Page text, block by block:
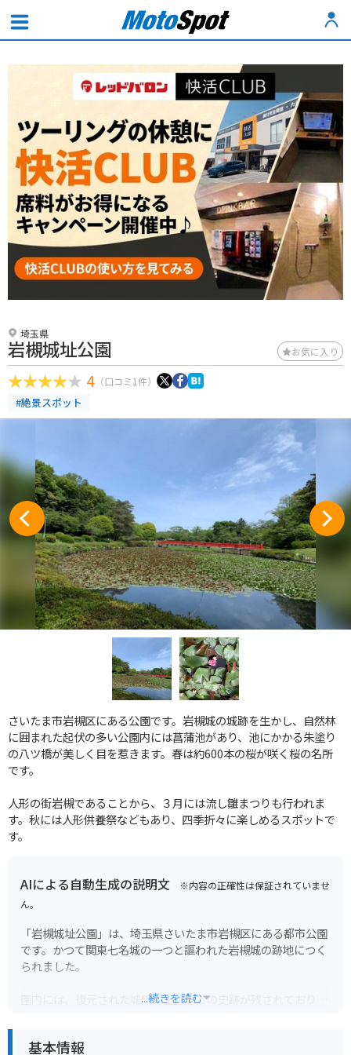
埼玉県
岩槻城址公園 お気に入り
4 （口コミ1件）
#絶景スポット
さいたま市岩槻区にある公園です。岩槻城の城跡を生かし、自然林
に囲まれた起伏の多い公園内には菖蒲池があり、池にかかる朱塗り
の八ツ橋が美しく目を惹きます。春は約600本の桜が咲く桜の名所
です。
人形の街岩槻であることから、３月には流し雛まつりも行われま
す。秋には人形供養祭などもあり、四季折々に楽しめるスポットで
す。
AIによる自動生成の説明文 ※内容の正確性は保証されていませ
ん。
「岩槻城址公園」は、埼玉県さいたま市岩槻区にある都市公園
です。かつて関東七名城の一つと謳われた岩槻城の跡地につく
られました。
園内には、復元された城門や土塁などの史跡が残されており、
また、園内には博物館や美術館、動物園などの文化施設も充実
...続きを読む
基本情報